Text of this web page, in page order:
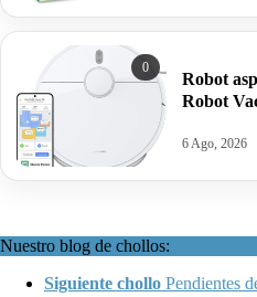
0
Robot
Robot
6 Ago, 2026
Nuestro blog de chollos:
Siguiente chollo Pendientes